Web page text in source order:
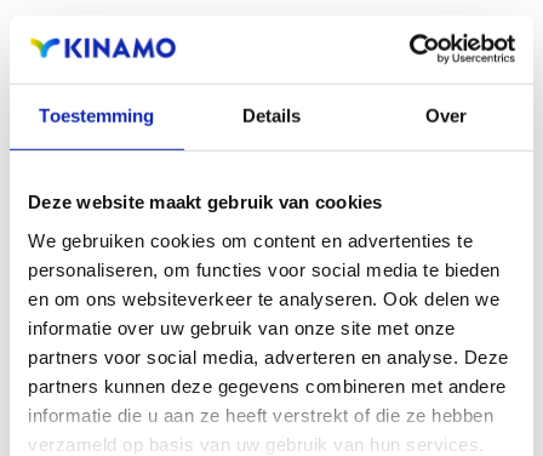
Toestemming Details Over
Deze website maakt gebruik van cookies
We gebruiken cookies om content en advertenties te
personaliseren, om functies voor social media te bieden
en om ons websiteverkeer te analyseren. Ook delen we
informatie over uw gebruik van onze site met onze
partners voor social media, adverteren en analyse. Deze
partners kunnen deze gegevens combineren met andere
informatie die u aan ze heeft verstrekt of die ze hebben
verzameld op basis van uw gebruik van hun services.
Read more